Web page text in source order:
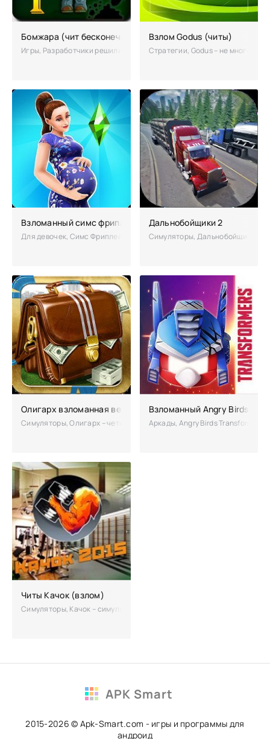
Бомжара (чит бесконечные деньги)
Игры, Разработчики решили порадовать избалованных
Взлом Godus (читы)
Стратегии, Godus – не много,
Взломанный симс фриплей чит много денег
Для девочек, Симс Фриплей – Этот симулятор действительно
Дальнобойщики 2
Симуляторы, Дальнобойщики 2 –
Олигарх взломанная версия (читы)
Симуляторы, Олигарх – четкая игра от 4etkayaStudia научит
Взломанный Angry Birds
Аркады, Angry Birds Transformers
Читы Качок (взлом)
Симуляторы, Качок – симулятор-тренажер для тех, кто хочет
APK Smart
2015-2026 © Apk-Smart.com - игры и программы для
андроид